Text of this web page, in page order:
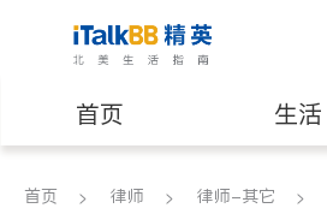
首页 生活
医生 律师
首页 律师 律师-其它